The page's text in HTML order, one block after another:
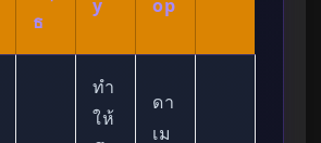
ธ
y
op
ทำ
ให้
ดา
เม